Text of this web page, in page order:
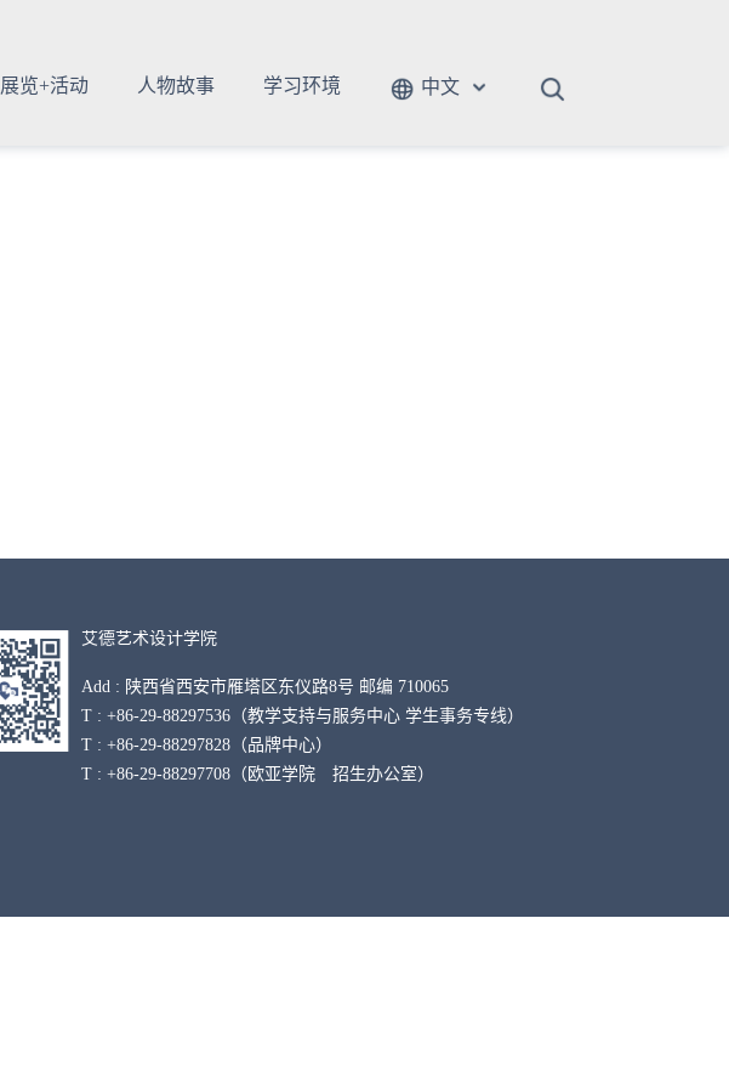
展览+活动 人物故事 学习环境 中文
艾德艺术设计学院
Add : 陕西省西安市雁塔区东仪路8号 邮编 710065
T : +86-29-88297536（教学支持与服务中心 学生事务专线）
T : +86-29-88297828（品牌中心）
T : +86-29-88297708（欧亚学院 招生办公室）